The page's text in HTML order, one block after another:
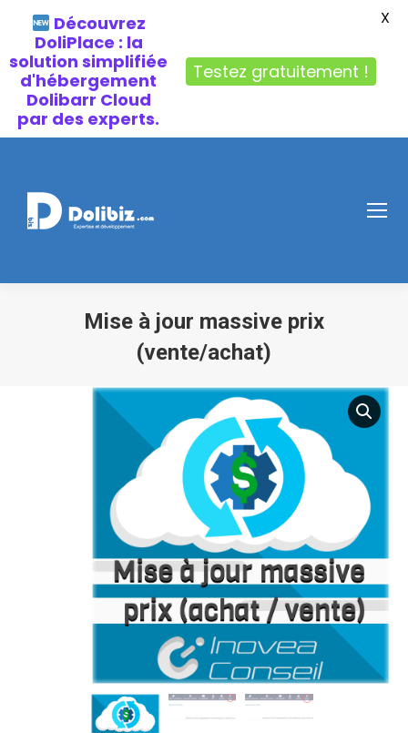
Mise à jour massive prix
(vente/achat)
Découvrez
DoliPlace : la
solution simplifiée
d'hébergement
Dolibarr Cloud
par des experts.
Testez gratuitement !
X